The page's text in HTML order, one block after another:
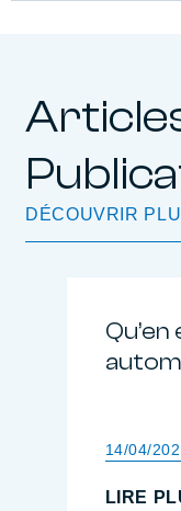
DÉCOUVRIR
14/04/
LIRE